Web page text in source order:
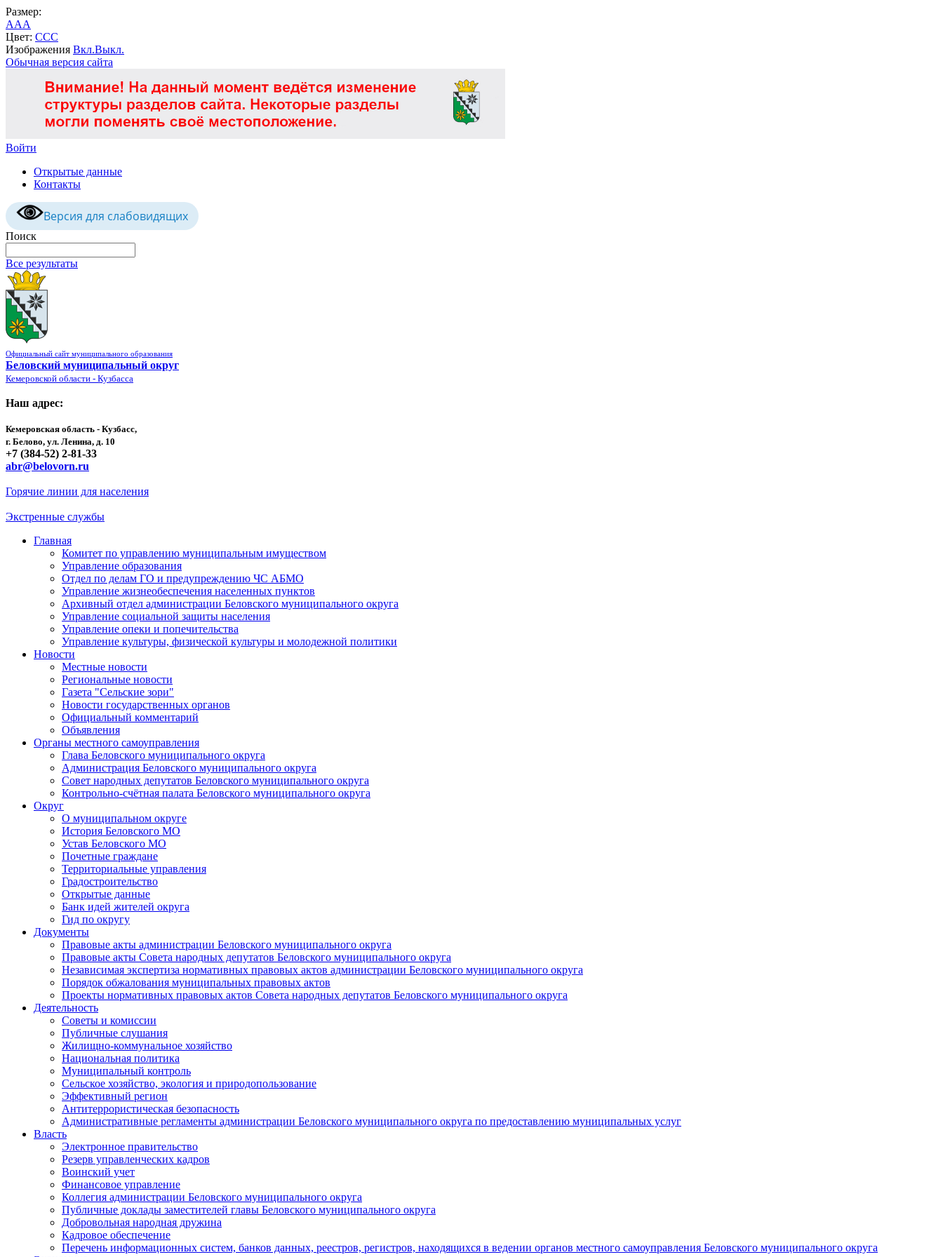
Размер:
AAA
Цвет: CCC
Изображения Вкл.Выкл.
Обычная версия сайта
Войти
Открытые данные
Контакты
Версия для слабовидящих
Поиск
Все результаты
Официальный сайт муниципального образования
Беловский муниципальный округ
Кемеровской области - Кузбасса
Наш адрес:
Кемеровская область - Кузбасс,
г. Белово, ул. Ленина, д. 10
+7 (384-52) 2-81-33
abr@belovorn.ru
Горячие линии для населения
Экстренные службы
Главная
Комитет по управлению муниципальным имуществом
Управление образования
Отдел по делам ГО и предупреждению ЧС АБМО
Управление жизнеобеспечения населенных пунктов
Архивный отдел администрации Беловского муниципального округа
Управление социальной защиты населения
Управление опеки и попечительства
Управление культуры, физической культуры и молодежной политики
Новости
Местные новости
Региональные новости
Газета "Сельские зори"
Новости государственных органов
Официальный комментарий
Объявления
Органы местного самоуправления
Глава Беловского муниципального округа
Администрация Беловского муниципального округа
Совет народных депутатов Беловского муниципального округа
Контрольно-счётная палата Беловского муниципального округа
Округ
О муниципальном округе
История Беловского МО
Устав Беловского МО
Почетные граждане
Территориальные управления
Градостроительство
Открытые данные
Банк идей жителей округа
Гид по округу
Документы
Правовые акты администрации Беловского муниципального округа
Правовые акты Совета народных депутатов Беловского муниципального округа
Независимая экспертиза нормативных правовых актов администрации Беловского муниципального округа
Порядок обжалования муниципальных правовых актов
Проекты нормативных правовых актов Совета народных депутатов Беловского муниципального округа
Деятельность
Советы и комиссии
Публичные слушания
Жилищно-коммунальное хозяйство
Национальная политика
Муниципальный контроль
Сельское хозяйство, экология и природопользование
Эффективный регион
Антитеррористическая безопасность
Административные регламенты администрации Беловского муниципального округа по предоставлению муниципальных услуг
Власть
Электронное правительство
Резерв управленческих кадров
Воинский учет
Финансовое управление
Коллегия администрации Беловского муниципального округа
Публичные доклады заместителей главы Беловского муниципального округа
Добровольная народная дружина
Кадровое обеспечение
Перечень информационных систем, банков данных, реестров, регистров, находящихся в ведении органов местного самоуправления Беловского муниципального округа